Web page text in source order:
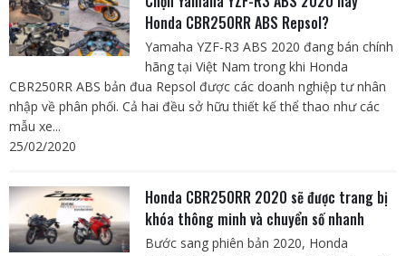
Honda CBR250RR ABS Repsol?
Yamaha YZF-R3 ABS 2020 đang bán chính
hãng tại Việt Nam trong khi Honda
CBR250RR ABS bản đua Repsol được các doanh nghiệp tư nhân
nhập về phân phối. Cả hai đều sở hữu thiết kế thể thao như các
mẫu xe...
25/02/2020
Honda CBR250RR 2020 sẽ được trang bị
khóa thông minh và chuyển số nhanh
Bước sang phiên bản 2020, Honda